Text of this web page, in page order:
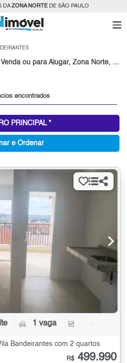
DAZONA NORTEDE SÃO PAULO
Imóveis Vila Bandeirantes à Venda ou para Alugar, Zona Norte, São Paulo, SP
encontrados
PRINCIPAL *
e Ordenar
1 vaga -
Bandeirantes com 2 quartos
R$ 499.990